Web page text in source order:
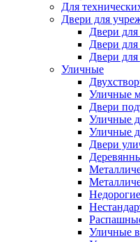
Для
Двери для
Двери
Двери для
Двери
Уличные
Уличные
Двери
Уличные
Уличные
Двери
Уличные